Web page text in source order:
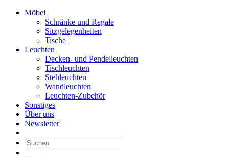
Möbel
Schränke und Regale
Sitzgelegenheiten
Tische
Leuchten
Decken- und Pendelleuchten
Tischleuchten
Stehleuchten
Wandleuchten
Leuchten-Zubehör
Sonstiges
Über uns
Newsletter